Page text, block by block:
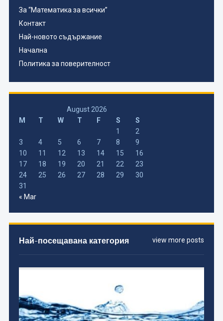
За “Математика за всички”
Контакт
Най-новото съдържание
Начална
Политика за поверителност
August 2026
M
T W T F S
S
1
2
3
4 5 6 7 8
9
10
11 12 13 14 15
16
17
18 19 20 21 22
23
24
25 26 27 28 29
30
31
« Mar
view more posts
Най-посещавана категория